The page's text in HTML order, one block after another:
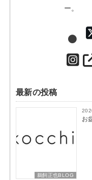
ー。
最新の投稿
鵜飼正也BLOG
お